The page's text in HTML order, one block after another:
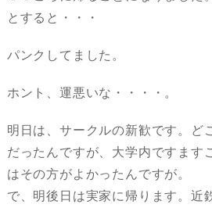
とすると・・・
パンクしてました。
ホント、運悪いな・・・・。
明日は、サークルの新歓です。ど
だったんですが、大学内ですます
はその方がよかったんですが。
で、明後日は実家に帰ります。近